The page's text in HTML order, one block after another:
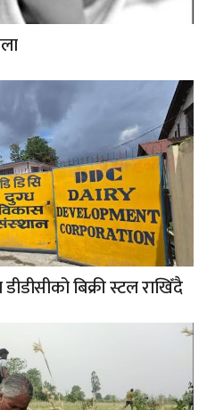
बिक्री स्टल राखिँदै